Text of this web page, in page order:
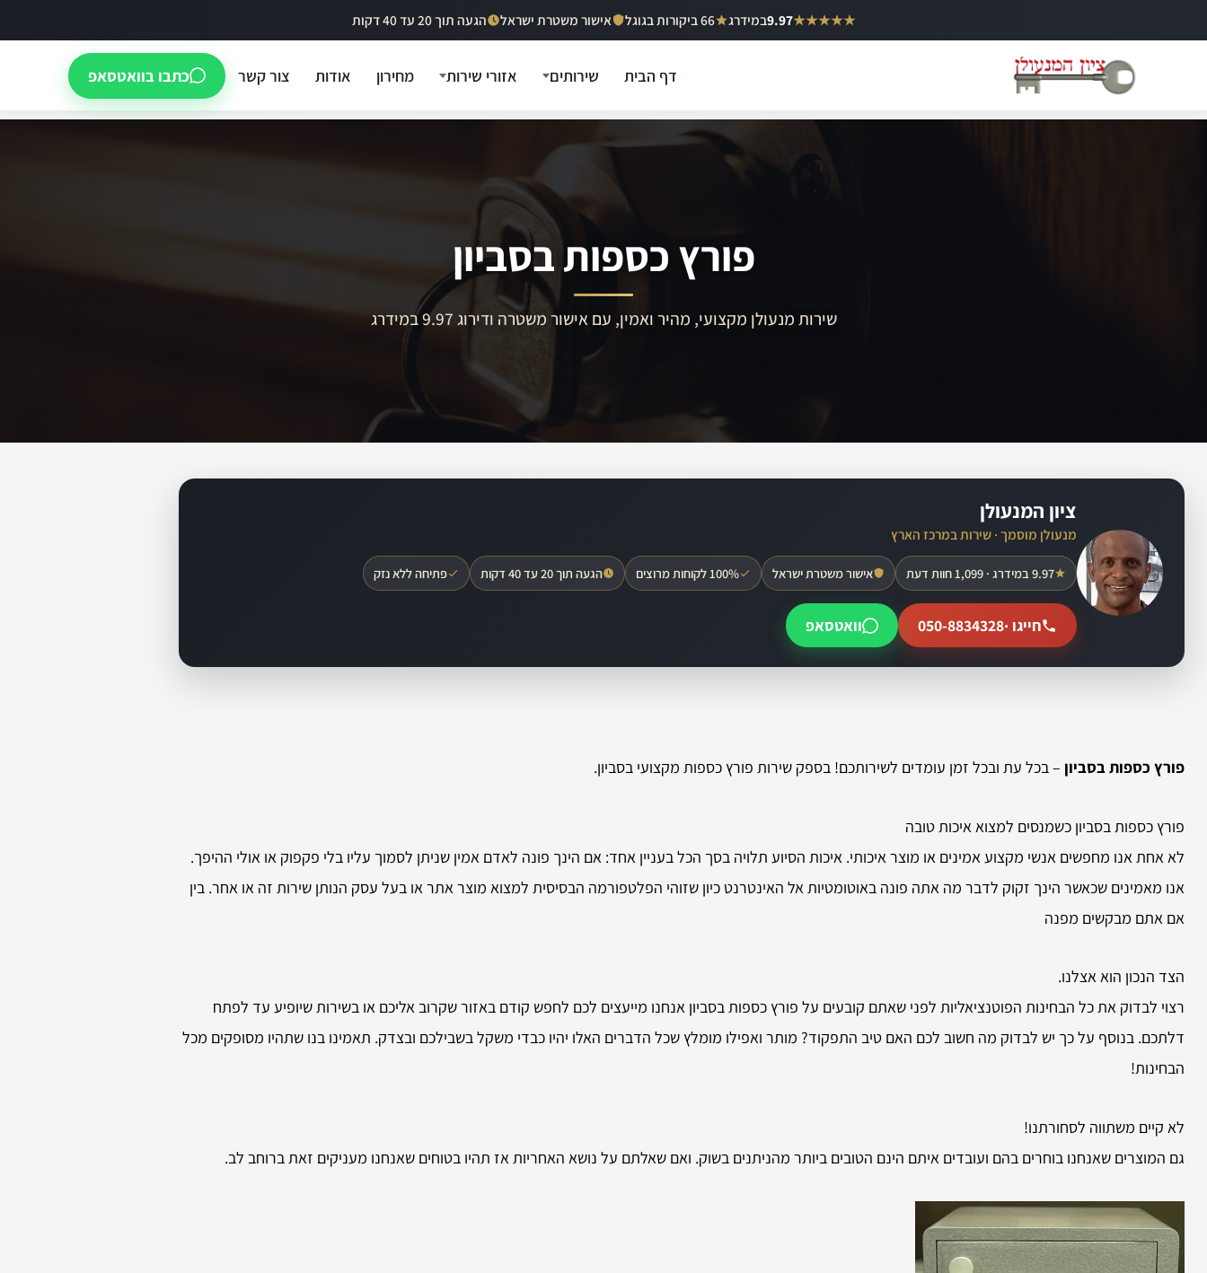
לתוכן
★★★★★
9.97במידרג 66 ביקורות בגוגל אישור משטרת ישראל הגעה תוך 20 עד 40 דקות
דף הבית שירותים אזורי שירות מחירון אודות צור קשר כתבו בוואטסאפ
פורץ כספות בסביון
שירות מנעולן מקצועי, מהיר ואמין, עם אישור משטרה ודירוג 9.97 במידרג
ציון המנעולן
מנעולן מוסמך · שירות במרכז הארץ
9.97 במידרג · 1,099 חוות דעת אישור משטרת ישראל 100% לקוחות מרוצים הגעה תוך 20 עד 40 דקות פתיחה ללא נזק
חייגו ·050-8834328 וואטסאפ
פורץ כספות בסביון – בכל עת ובכל זמן עומדים לשירותכם! בספק שירות פורץ כספות מקצועי בסביון.
פורץ כספות בסביון כשמנסים למצוא איכות טובה
לא אחת אנו מחפשים אנשי מקצוע אמינים או מוצר איכותי. איכות הסיוע תלויה בסך הכל בעניין אחד: אם הינך פונה לאדם אמין שניתן לסמוך עליו בלי פקפוק או אולי ההיפך.
אנו מאמינים שכאשר הינך זקוק לדבר מה אתה פונה באוטומטיות אל האינטרנט כיון שזוהי הפלטפורמה הבסיסית למצוא מוצר אתר או בעל עסק הנותן שירות זה או אחר. בין
אם אתם מבקשים מפנה
הצד הנכון הוא אצלנו.
רצוי לבדוק את כל הבחינות הפוטנציאליות לפני שאתם קובעים על פורץ כספות בסביון אנחנו מייעצים לכם לחפש קודם באזור שקרוב אליכם או בשירות שיופיע עד לפתח
דלתכם. בנוסף על כך יש לבדוק מה חשוב לכם האם טיב התפקוד? מותר ואפילו מומלץ שכל הדברים האלו יהיו כבדי משקל בשבילכם ובצדק. תאמינו בנו שתהיו מסופקים מכל
הבחינות!
לא קיים משתווה לסחורתנו!
גם המוצרים שאנחנו בוחרים בהם ועובדים איתם הינם הטובים ביותר מהניתנים בשוק. ואם שאלתם על נושא האחריות אז תהיו בטוחים שאנחנו מעניקים זאת ברוחב לב.